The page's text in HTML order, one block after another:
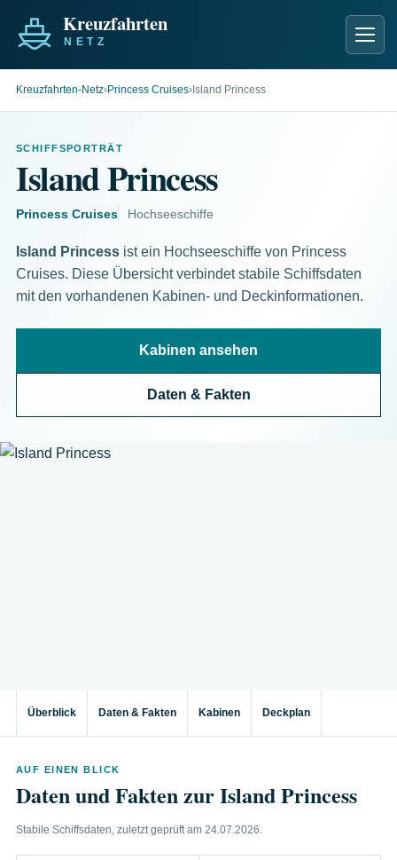
Kreuzfahrten-Netz›Princess Cruises› Island Princess
SCHIFFSPORTRÄT
Island Princess
Princess Cruises Hochseeschiffe
Island Princess ist ein Hochseeschiffe von Princess
Cruises. Diese Übersicht verbindet stabile Schiffsdaten
mit den vorhandenen Kabinen- und Deckinformationen.
Kabinen ansehen
Daten & Fakten
Überblick Daten & Fakten Kabinen Deckplan
AUF EINEN BLICK
Daten und Fakten zur Island Princess
Stabile Schiffsdaten, zuletzt geprüft am 24.07.2026.